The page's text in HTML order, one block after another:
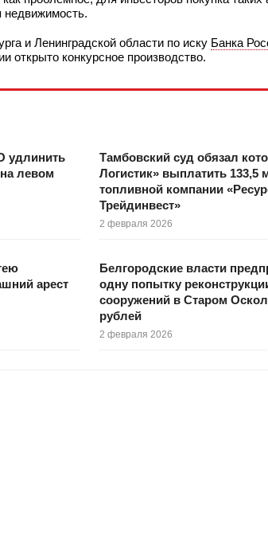
недвижимость.
и Ленинградской области по иску Банка
открыто конкурсное производство.
удлинить
левом
Тамбовский суд обязал
Логистик» выплатить 133,5
топливной компании
Трейдинвест»
2 февраля 2026
арест
Белгородские власти
одну попытку
сооружений в Старом
рублей
2 февраля 2026